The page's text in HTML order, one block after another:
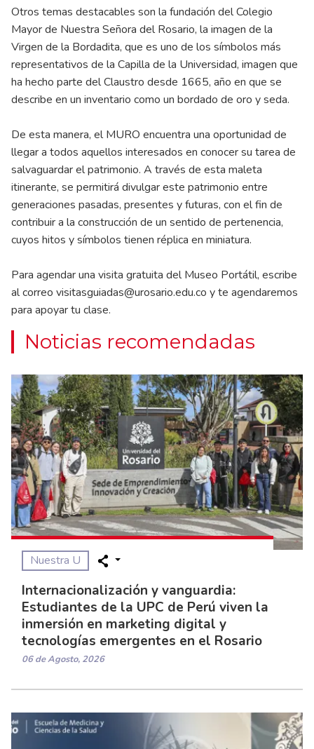
Otros temas destacables son la fundación del Colegio
Mayor de Nuestra Señora del Rosario, la imagen de la
Virgen de la Bordadita, que es uno de los símbolos más
representativos de la Capilla de la Universidad, imagen que
ha hecho parte del Claustro desde 1665, año en que se
describe en un inventario como un bordado de oro y seda.
De esta manera, el MURO encuentra una oportunidad de
llegar a todos aquellos interesados en conocer su tarea de
salvaguardar el patrimonio. A través de esta maleta
itinerante, se permitirá divulgar este patrimonio entre
generaciones pasadas, presentes y futuras, con el fin de
contribuir a la construcción de un sentido de pertenencia,
cuyos hitos y símbolos tienen réplica en miniatura.
Para agendar una visita gratuita del Museo Portátil, escribe
al correo visitasguiadas@urosario.edu.co y te agendaremos
para apoyar tu clase.
Noticias recomendadas
Nuestra U
Internacionalización y vanguardia:
Estudiantes de la UPC de Perú viven la
inmersión en marketing digital y
tecnologías emergentes en el Rosario
06 de Agosto, 2026